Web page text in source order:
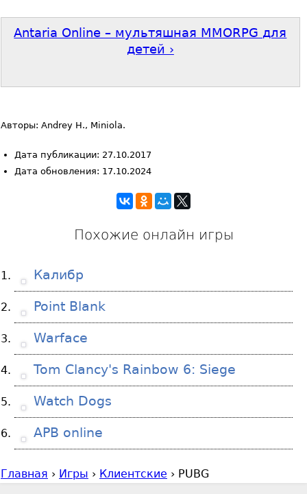
Antaria Online – мультяшная MMORPG для
детей ›
Авторы: Andrey H., Miniola.
Дата публикации: 27.10.2017
Дата обновления: 17.10.2024
Похожие онлайн игры
Калибр
Point Blank
Warface
Tom Clancy's Rainbow 6: Siege
Watch Dogs
APB online
В
Главная › Игры › Клиентские › PUBG